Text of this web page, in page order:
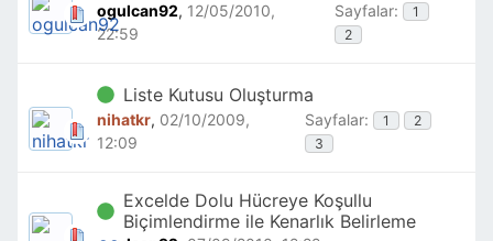
ogulcan92, 12/05/2010,
22:59
Sayfalar:
1
2
Liste Kutusu Oluşturma
nihatkr, 02/10/2009,
12:09
Sayfalar: 1
2
3
Excelde Dolu Hücreye Koşullu
Biçimlendirme ile Kenarlık Belirleme